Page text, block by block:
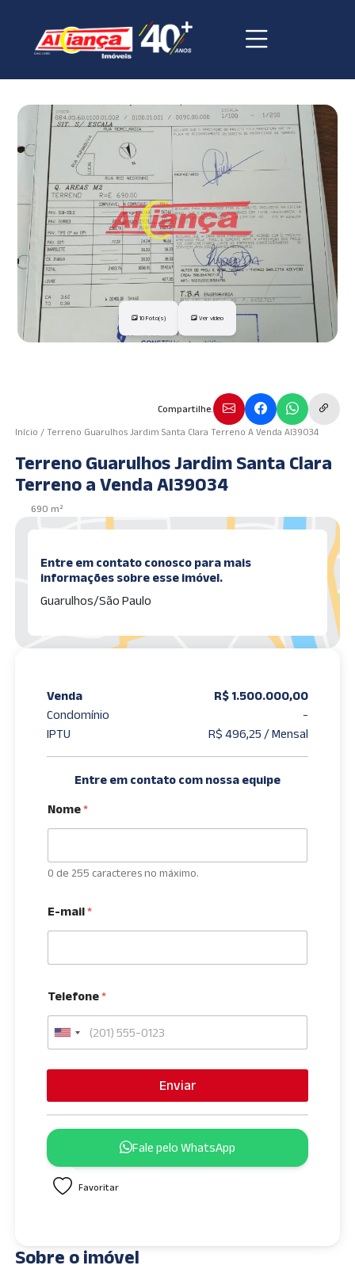
10 Foto(s) Ver vídeo
Compartilhe.
Início /Terreno Guarulhos Jardim Santa Clara Terreno A Venda AI39034
Terreno Guarulhos Jardim Santa Clara
Terreno a Venda AI39034
690 m²
Entre em contato conosco para mais
informações sobre esse imóvel.
Guarulhos/São Paulo
Venda
R$ 1.500.000,00
Condomínio
-
IPTU
R$ 496,25 / Mensal
Entre em contato com nossa equipe
Nome*
0 de 255 caracteres no máximo.
E-mail*
Telefone*
U
e
d
t
a
+
Enviar
Fale pelo WhatsApp
Favoritar
Sobre o imóvel